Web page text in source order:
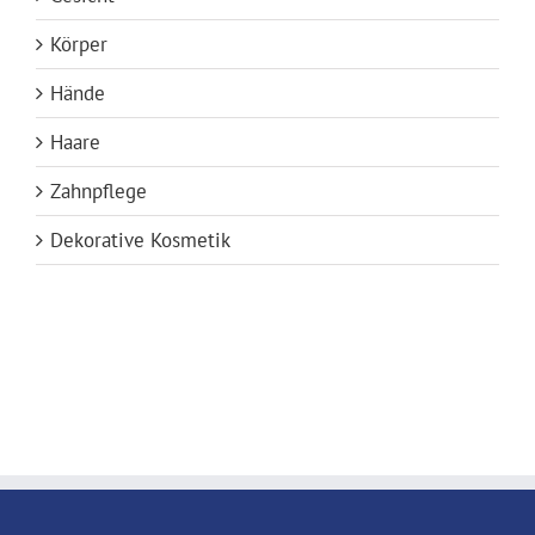
Körper
Hände
Haare
Zahnpflege
Dekorative Kosmetik